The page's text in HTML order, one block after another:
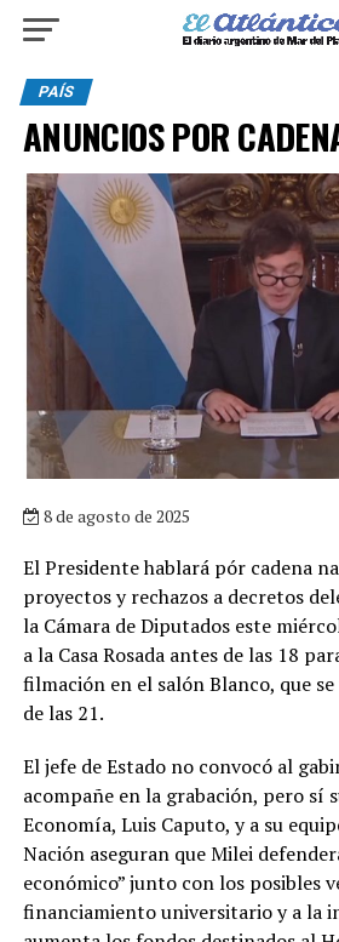
PAÍS
ANUNCIOS POR
8 de agosto de 2025
El Presidente hablará pór cadena
proyectos y rechazos a decretos
la Cámara de Diputados este
a la Casa Rosada antes de las 18
filmación en el salón Blanco, que
de las 21.
El jefe de Estado no convocó al
acompañe en la grabación, pero sí
Economía, Luis Caputo, y a su
Nación aseguran que Milei
económico” junto con los posibles
financiamiento universitario y a la